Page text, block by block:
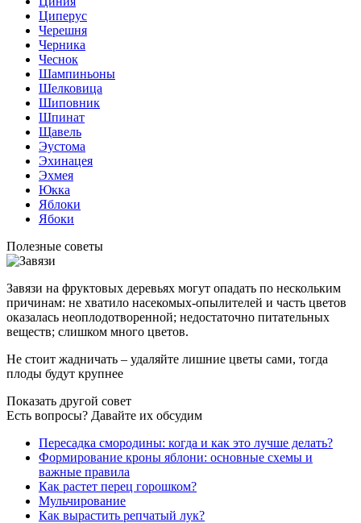
Циперус
Черешня
Черника
Чеснок
Шампиньоны
Шелковица
Шиповник
Шпинат
Щавель
Эустома
Эхинацея
Эхмея
Юкка
Яблоки
Ябоки
Полезные советы
Завязи на фруктовых деревьях могут опадать по нескольким
причинам: не хватило насекомых-опылителей и часть цветов
оказалась неоплодотворенной; недостаточно питательных
веществ; слишком много цветов.
Не стоит жадничать – удаляйте лишние цветы сами, тогда
плоды будут крупнее
Показать другой совет
Есть вопросы? Давайте их обсудим
Пересадка смородины: когда и как это лучше делать?
Формирование кроны яблони: основные схемы и
важные правила
Как растет перец горошком?
Мульчирование
Как вырастить репчатый лук?